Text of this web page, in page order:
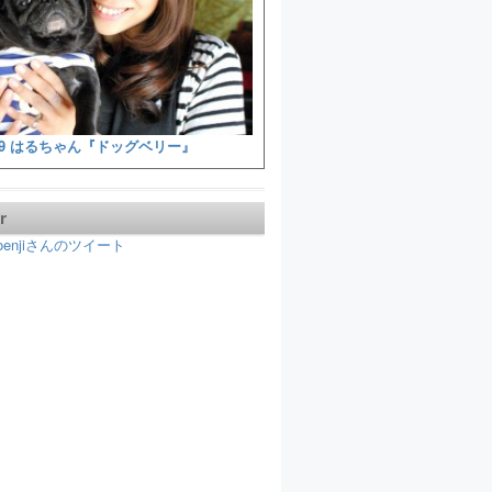
はるちゃん『ドッグベリー』
さんのツイート